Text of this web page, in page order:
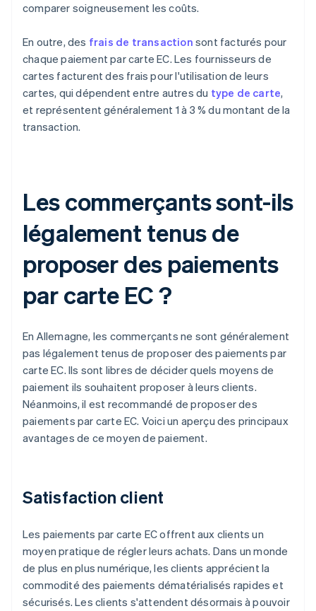
comparer soigneusement les coûts.
En outre, des frais de transaction sont facturés pour
chaque paiement par carte EC. Les fournisseurs de
cartes facturent des frais pour l'utilisation de leurs
cartes, qui dépendent entre autres du type de carte,
et représentent généralement 1 à 3 % du montant de la
transaction.
Les commerçants sont-ils
légalement tenus de
proposer des paiements
par carte EC ?
En Allemagne, les commerçants ne sont généralement
pas légalement tenus de proposer des paiements par
carte EC. Ils sont libres de décider quels moyens de
paiement ils souhaitent proposer à leurs clients.
Néanmoins, il est recommandé de proposer des
paiements par carte EC. Voici un aperçu des principaux
avantages de ce moyen de paiement.
Satisfaction client
Les paiements par carte EC offrent aux clients un
moyen pratique de régler leurs achats. Dans un monde
de plus en plus numérique, les clients apprécient la
commodité des paiements dématérialisés rapides et
sécurisés. Les clients s'attendent désormais à pouvoir